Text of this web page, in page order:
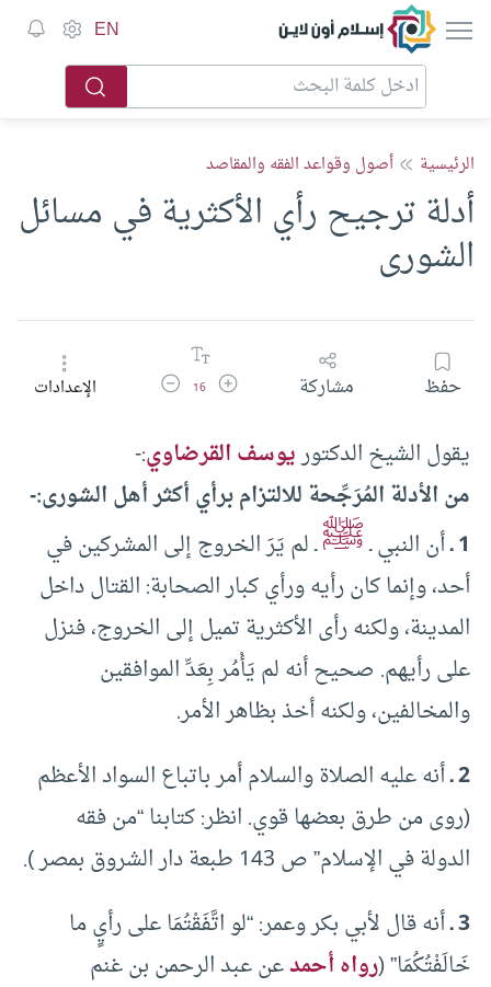
إسلام أون لاين EN
الرئيسية أصول وقواعد الفقه والمقاصد
أدلة ترجيح رأي الأكثرية في مسائل
الشورى
حفظ مشاركة زيادة حجم الخط
16 تقليل حجم الخطالإعدادات
يقول الشيخ الدكتوريوسف القرضاوي:-
من الأدلة المُرَجِّحة للالتزام برأي أكثر أهل الشورى:-
1 ـ أن النبي ـﷺـ لم يَرَ الخروج إلى المشركين في
أحد، وإنما كان رأيه ورأي كبار الصحابة: القتال داخل
المدينة، ولكنه رأى الأكثرية تميل إلى الخروج، فنزل
على رأيهم. صحيح أنه لم يَأْمُر بِعَدِّ الموافقين
والمخالفين، ولكنه أخذ بظاهر الأمر.
2 ـأنه عليه الصلاة والسلام أمر باتباع السواد الأعظم
(روى من طرق بعضها قوي. انظر: كتابنا “من فقه
الدولة في الإسلام” ص 143 طبعة دار الشروق بمصر ).
3 ـأنه قال لأبي بكر وعمر: “لو اتَّفَقْتُمَا على رأيٍ ما
خَالَفْتُكُمَا” (رواه أحمدعن عبد الرحمن بن غنم